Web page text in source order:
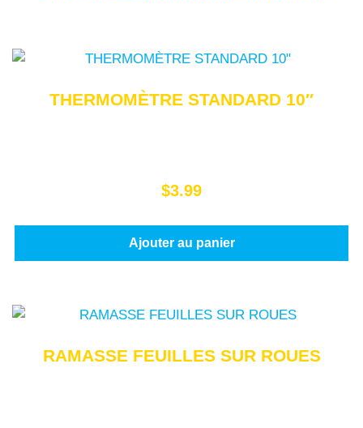
THERMOMÈTRE STANDARD 10″
$3.99
Ajouter au panier
RAMASSE FEUILLES SUR ROUES